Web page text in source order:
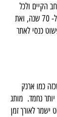
הקיים ולכל
מטרה. תוכלי למצוא זאת בחנות ארנקי ראשון הקיימת קרוב ל- 70 שנה, ואת
כנסי לאתר
כמו ארנק
נחמד. מותג
ישמר לאורך זמן